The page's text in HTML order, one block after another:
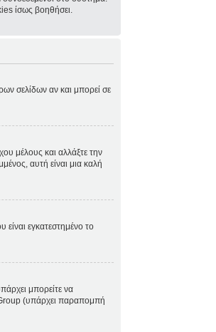
ίσως βοηθήσει.
σελίδων αν και μπορεί σε
μέλους και αλλάξτε την
αυτή είναι μια καλή
είναι εγκατεστημένο το
μπορείτε να
Group (υπάρχει παραπομπή